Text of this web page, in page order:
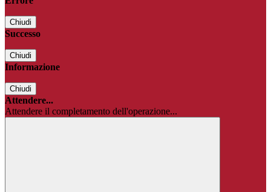
Chiudi
Successo
Chiudi
Informazione
Chiudi
Attendere...
Attendere il completamento dell'operazione...